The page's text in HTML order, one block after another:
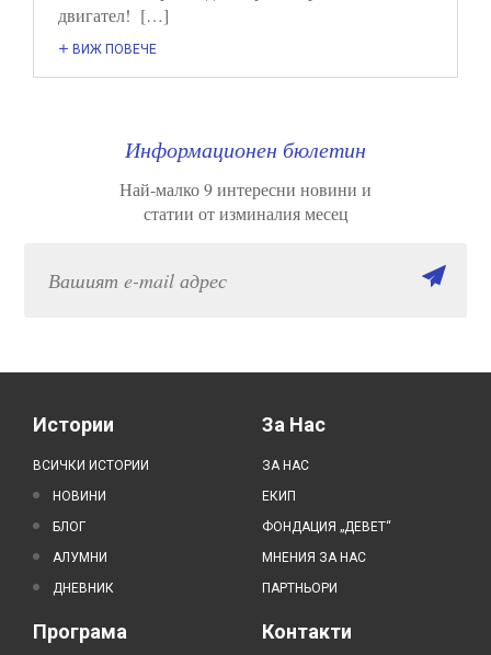
двигател! […]
ВИЖ ПОВЕЧЕ
Информационен бюлетин
Най-малко 9 интересни новини и
статии от изминалия месец
Истории
ВСИЧКИ ИСТОРИИ
НОВИНИ
БЛОГ
АЛУМНИ
ДНЕВНИК
За Нас
ЗА НАС
ЕКИП
ФОНДАЦИЯ „ДЕВЕТ“
МНЕНИЯ ЗА НАС
ПАРТНЬОРИ
Програма Контакти